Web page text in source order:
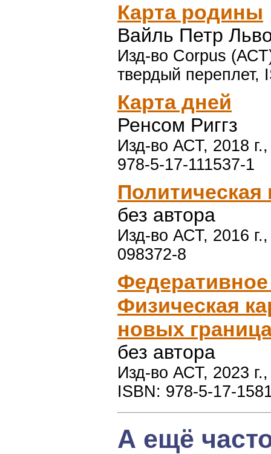
Карта родины
Вайль Петр
Изд-во Corpus
твердый переплет,
Карта дней
Ренсом Риггз
Изд-во АСТ, 2018
978-5-17-111537-1
Политическая
без автора
Изд-во АСТ, 2016
098372-8
Физическая
новых
без автора
Изд-во АСТ, 2023
ISBN: 978-5-17-
А ещё